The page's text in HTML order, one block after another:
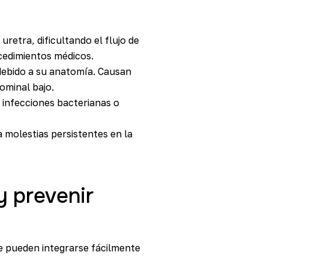
dificultando el flujo de
médicos.
a su anatomía. Causan
bajo.
bacterianas o
persistentes en la
prevenir
pueden integrarse fácilmente